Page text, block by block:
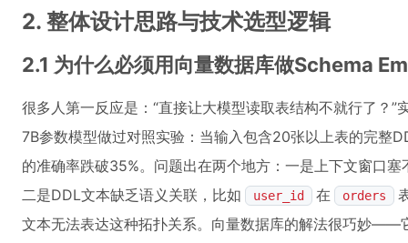
2. 整体设计思路与技术选型逻辑
2.1 为什么必须用向量数据库做Schema
很多人第一反应是：“直接让大模型读取表结构不就行了？
7B参数模型做过对照实验：当输入包含20张以上表的完整
的准确率跌破35%。问题出在两个地方：一是上下文窗口
二是DDL文本缺乏语义关联，比如
user_id 在 orders
文本无法表达这种拓扑关系。向量数据库的解法很巧妙——